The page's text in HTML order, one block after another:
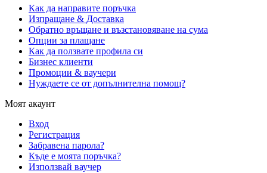
Как да направите поръчка
Изпращане & Доставка
Обратно връщане и възстановяване на сума
Опции за плащане
Как да ползвате профила си
Бизнес клиенти
Промоции & ваучери
Нуждаете се от допълнителна помощ?
Моят акаунт
Вход
Регистрация
Забравена парола?
Къде е моята поръчка?
Използвай ваучер